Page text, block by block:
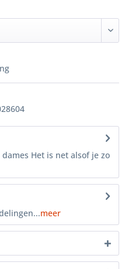
Het is net alsof je zo
meer